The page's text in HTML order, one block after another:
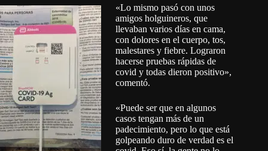
«Lo mismo pasó con unos
amigos holguineros, que
llevaban varios días en cama,
con dolores en el cuerpo, tos,
malestares y fiebre. Lograron
hacerse pruebas rápidas de
covid y todas dieron positivo»,
comentó.
«Puede ser que en algunos
casos tengan más de un
padecimiento, pero lo que está
golpeando duro de verdad es el